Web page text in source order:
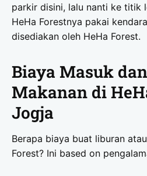
parkir disini, lalu nanti ke titik
HeHa Forestnya pakai
disediakan oleh HeHa Forest.
Biaya Masuk
Makanan di
Jogja
Berapa biaya buat liburan
Forest? Ini based on